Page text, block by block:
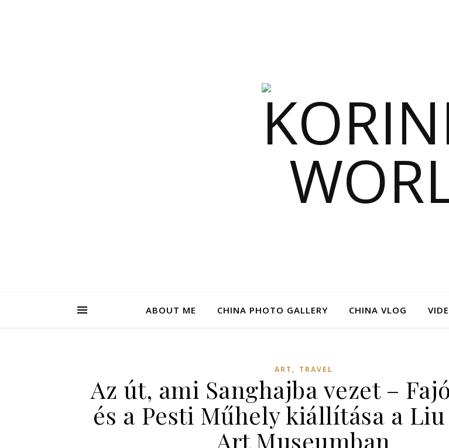
ABOUT ME CHINA PHOTO GALLERY CHINA VLOG
ART , TRAVEL
Az út, ami Sanghajba vezet –
és a Pesti Műhely kiállítása a
Art Museumban